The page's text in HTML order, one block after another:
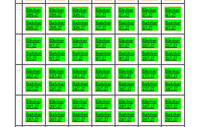
Båtviken
28/6-27
Badviken
28/6-27
Båtviken
29/6-27
Badviken
29/6-27
Båtviken
30/6-27
Badviken
30/6-27
Båtviken
1/7-27
Badviken
1/7-27
Båtviken
2/7-27
Badviken
2/7-27
Båtviken
3/7-27
Badviken
3/7-27
Båtviken
4/7-27
Badviken
4/7-27
Båtviken
5/7-27
Badviken
5/7-27
Båtviken
6/7-27
Badviken
6/7-27
Båtviken
7/7-27
Badviken
7/7-27
Båtviken
8/7-27
Badviken
8/7-27
Båtviken
9/7-27
Badviken
9/7-27
Båtviken
10/7-27
Badviken
10/7-27
Båtviken
11/7-27
Badviken
11/7-27
Båtviken
12/7-27
Badviken
12/7-27
Båtviken
13/7-27
Badviken
13/7-27
Båtviken
14/7-27
Badviken
14/7-27
Båtviken
15/7-27
Badviken
15/7-27
Båtviken
16/7-27
Badviken
16/7-27
Båtviken
17/7-27
Badviken
17/7-27
Båtviken
18/7-27
Badviken
18/7-27
Båtviken
19/7-27
Badviken
19/7-27
Båtviken
20/7-27
Badviken
20/7-27
Båtviken
21/7-27
Badviken
21/7-27
Båtviken
22/7-27
Badviken
22/7-27
Båtviken
23/7-27
Badviken
23/7-27
Båtviken
24/7-27
Badviken
24/7-27
Båtviken
25/7-27
Badviken
25/7-27